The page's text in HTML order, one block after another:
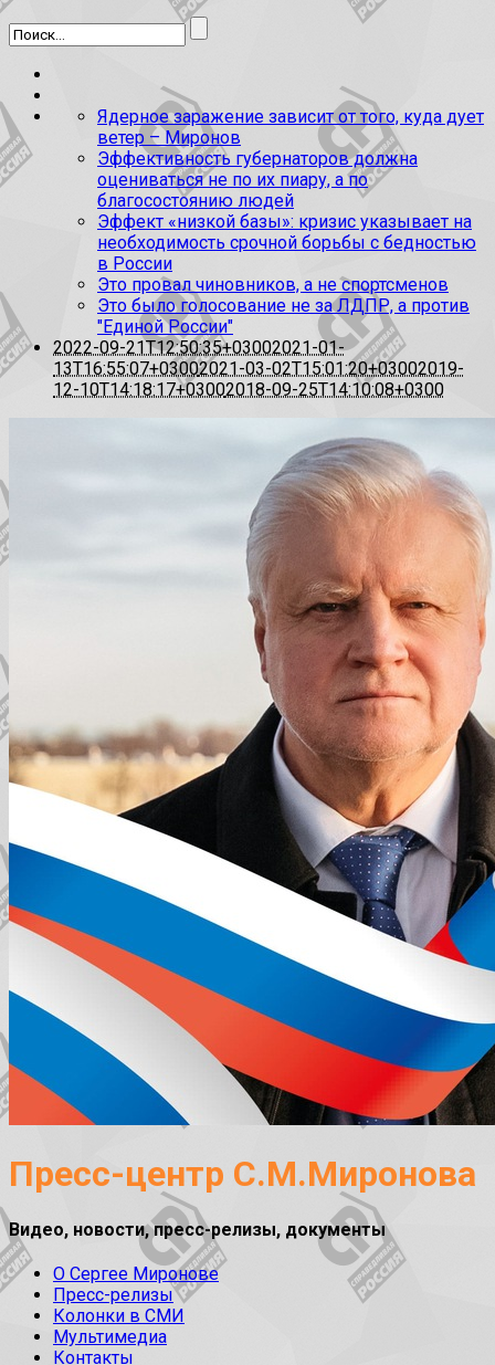
Ядерное заражение зависит от того, куда дует
ветер – Миронов
Эффективность губернаторов должна
оцениваться не по их пиару, а по
благосостоянию людей
Эффект «низкой базы»: кризис указывает на
необходимость срочной борьбы с бедностью
в России
Это провал чиновников, а не спортсменов
Это было голосование не за ЛДПР, а против
"Единой России"
2022-09-21T12:50:35+03002021-01-
13T16:55:07+03002021-03-02T15:01:20+03002019-
12-10T14:18:17+03002018-09-25T14:10:08+0300
Пресс-центр С.М.Миронова
Видео, новости, пресс-релизы, документы
О Сергее Миронове
Пресс-релизы
Колонки в СМИ
Мультимедиа
Контакты